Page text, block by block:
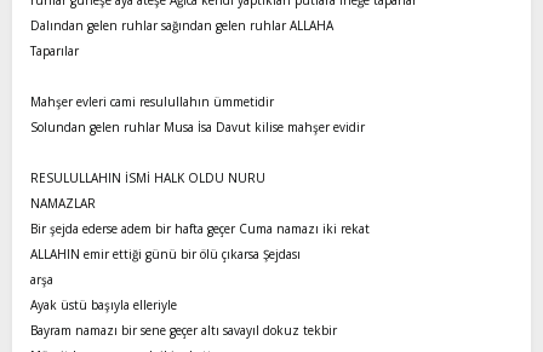
Dalından gelen ruhlar sağından gelen ruhlar ALLAHA
Taparılar
Mahşer evleri cami resulullahın ümmetidir
Solundan gelen ruhlar Musa İsa Davut kilise mahşer evidir
RESULULLAHIN İSMİ HALK OLDU NURU
NAMAZLAR
Bir şejda ederse adem bir hafta geçer Cuma namazı iki rekat
ALLAHIN emir ettiği günü bir ölü çıkarsa Şejdası
arşa
Ayak üstü başıyla elleriyle
Bayram namazı bir sene geçer altı savayıl dokuz tekbir